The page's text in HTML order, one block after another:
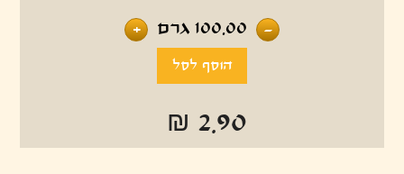
-
100.00 גרם +
₪ 2.90